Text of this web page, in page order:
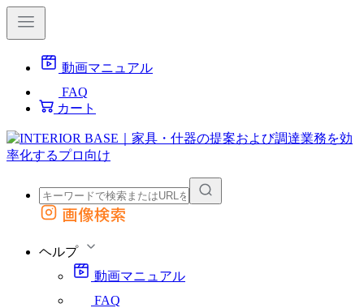
動画マニュアル
FAQ
カート
外部サイトの商品をカートに追加
画像検索
ヘルプ
動画マニュアル
FAQ